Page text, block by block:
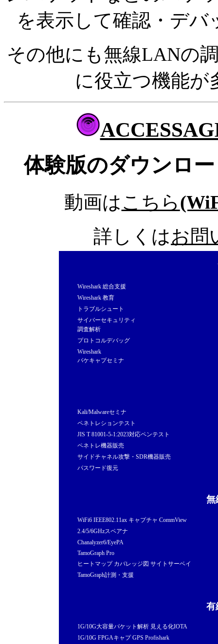
を表示して確認・デ
その他にも無線LANの
に役立つ機能が
体験版のダウンロ
動画はこちら
詳しくはお問
Wireshark 総合支援
Wireshark 教育
トラブルシュート
サイバーセキュリティ
調査解析
プロトコルデバッグ
Wireshark
パケキャプセミナ
Kali/Malwareセミナ
ペネトレションテスト
JIS T 81001-5-1:2023対応ペンテスト
ペネトレ機器販売
サイドチャネル攻撃・SDR機器販売
パスワード復元
無
WiFi6 IEEE802.11ax キャプチャ CommView
2.4/5/6GHzスペアナ
Chanalyzer6/EyePA
TamoGraph Pro
ヒートマップ カバレッジ図 サイトサーベイ
TamoGraph計測・支援
有
1G/10G大容量パケット解析 見える化IOTA
1G/10G FPGAキャプ GPS Profishark